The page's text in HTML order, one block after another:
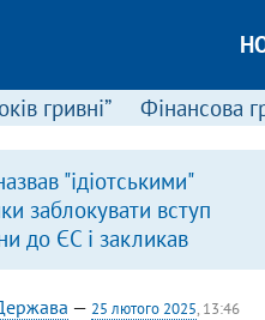
гривні” Фінансова
"ідіотськими"
заблокувати вступ
до ЄС і закликав
антиукраїнську
— 25 лютого 2025, 13:46